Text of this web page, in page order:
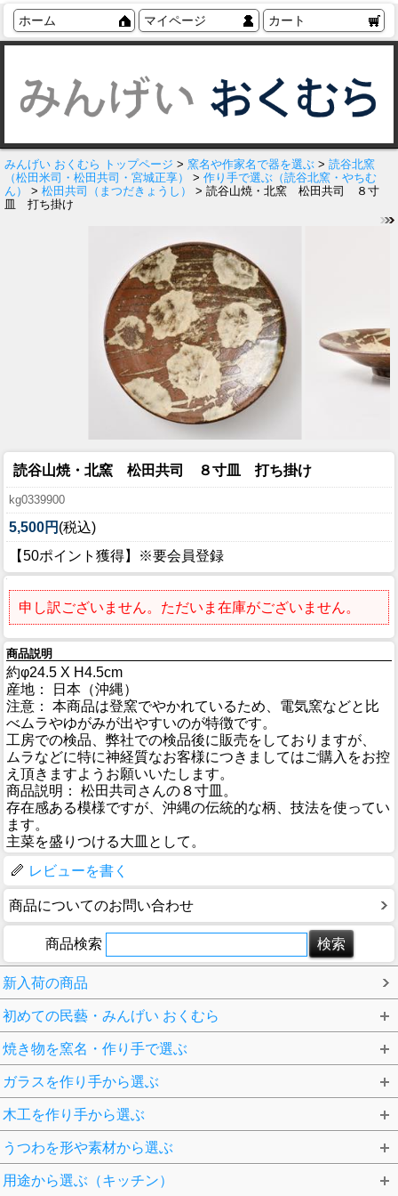
ホーム マイページ カート
みんげい おくむら トップページ > 窯名や作家名で器を選ぶ > 読谷北窯
（松田米司・松田共司・宮城正享）
> 作り手で選ぶ（読谷北窯・やちむ
ん）
> 松田共司（まつだきょうし）
> 読谷山焼・北窯 松田共司 ８寸
皿 打ち掛け
読谷山焼・北窯 松田共司 ８寸皿 打ち掛け
kg0339900
5,500円 (税込)
【50ポイント獲得】※要会員登録
申し訳ございません。ただいま在庫がございません。
商品説明
約φ24.5 X H4.5cm
産地： 日本（沖縄）
注意： 本商品は登窯でやかれているため、電気窯などと比
べムラやゆがみが出やすいのが特徴です。
工房での検品、弊社での検品後に販売をしておりますが、
ムラなどに特に神経質なお客様につきましてはご購入をお控
え頂きますようお願いいたします。
商品説明： 松田共司さんの８寸皿。
存在感ある模様ですが、沖縄の伝統的な柄、技法を使ってい
ます。
主菜を盛りつける大皿として。
レビューを書く
商品についてのお問い合わせ
商品検索
新入荷の商品
初めての民藝・みんげい おくむら
焼き物を窯名・作り手で選ぶ
ガラスを作り手から選ぶ
木工を作り手から選ぶ
うつわを形や素材から選ぶ
用途から選ぶ（キッチン）